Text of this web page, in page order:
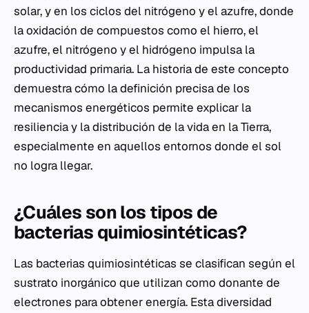
solar, y en los ciclos del nitrógeno y el azufre, donde
la oxidación de compuestos como el hierro, el
azufre, el nitrógeno y el hidrógeno impulsa la
productividad primaria. La historia de este concepto
demuestra cómo la definición precisa de los
mecanismos energéticos permite explicar la
resiliencia y la distribución de la vida en la Tierra,
especialmente en aquellos entornos donde el sol
no logra llegar.
¿Cuáles son los tipos de
bacterias quimiosintéticas?
Las bacterias quimiosintéticas se clasifican según el
sustrato inorgánico que utilizan como donante de
electrones para obtener energía. Esta diversidad